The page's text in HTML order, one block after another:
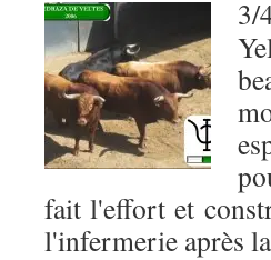
3/
fait l'effort et
l'infermerie après